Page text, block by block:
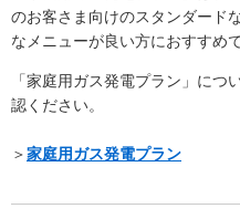
のお客さま向けのスタンダード
なメニューが良い方におすすめで
「家庭用ガス発電プラン」に
認ください。
＞家庭用ガス発電プラン